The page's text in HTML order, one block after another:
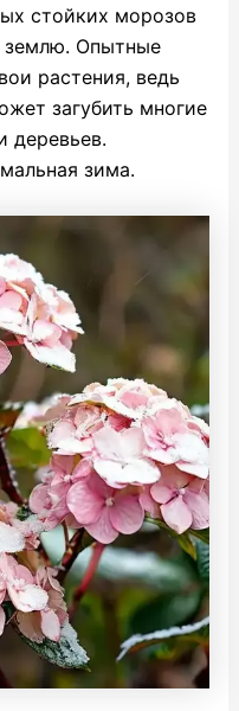
стойких морозов
землю. Опытные
растения, ведь
загубить многие
деревьев.
зима.